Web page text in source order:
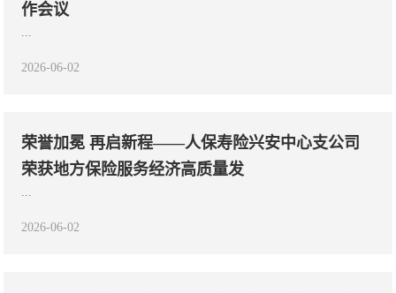
作会议
...
2026-06-02
荣誉加冕 再启新程——人保寿险兴安中心支公司
荣获地方保险服务经济高质量发
...
2026-06-02